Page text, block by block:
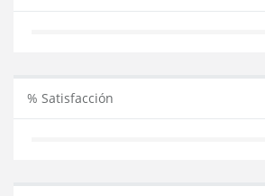
% Satisfacción